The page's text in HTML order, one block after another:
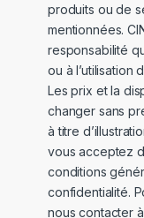
produits ou de
mentionnées.
responsabilité
ou à l’utilisation
Les prix et la
changer sans
à titre
vous acceptez
conditions
confidentialité.
nous contacter à